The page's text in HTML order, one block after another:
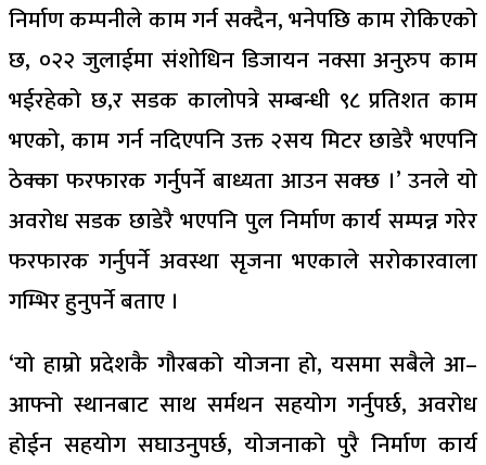
निर्माण कम्पनीले काम गर्न सक्दैन, भनेपछि काम रोकिएको
छ, ०२२ जुलाईमा संशोधिन डिजायन नक्सा अनुरुप काम
भईरहेको छ,र सडक कालोपत्रे सम्बन्धी ९८ प्रतिशत काम
भएको, काम गर्न नदिएपनि उक्त २सय मिटर छाडेरै भएपनि
ठेक्का फरफारक गर्नुपर्ने बाध्यता आउन सक्छ ।’ उनले यो
अवरोध सडक छाडेरै भएपनि पुल निर्माण कार्य सम्पन्न गरेर
फरफारक गर्नुपर्ने अवस्था सृजना भएकाले सरोकारवाला
गम्भिर हुनुपर्ने बताए ।
‘यो हाम्रो प्रदेशकै गौरबको योजना हो, यसमा सबैले आ–
आफ्नो स्थानबाट साथ सर्मथन सहयोग गर्नुपर्छ, अवरोध
होईन सहयोग सघाउनुपर्छ, योजनाको पुरै निर्माण कार्य